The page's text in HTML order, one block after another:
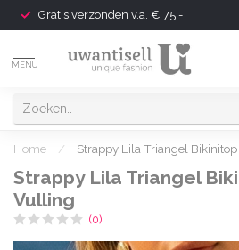
Gratis verzonden v.a. € 75,-
MENU
Home / Strappy Lila Triangel
Strappy Lila Triangel
Vulling
(0)